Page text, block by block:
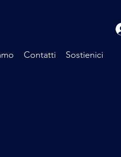
Contatti Sostienici